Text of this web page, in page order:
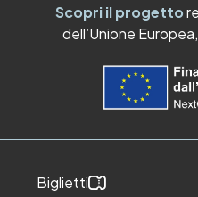
Scopri il progetto
dell’Unione
Biglietti